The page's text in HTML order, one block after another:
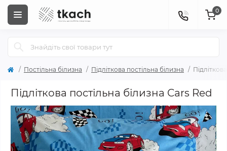
0
Постільна білизна Підліткова постільна білизна
Підліткова постільна білизна Cars Red